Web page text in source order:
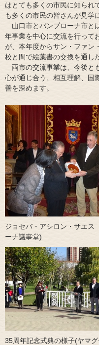
はとても多くの市民に知られ
も多くの市民の皆さんが見学
山口市とパンプローナ市と
年事業を中心に交流を行って
が、本年度からサン・ファン
校と間で絵葉書の交換を通
両市の交流事業は、今後と
心が通じ合う、相互理解、国
善を深めます。
ジョセバ・アシロン・サエ
ーナ議事堂)
35周年記念式典の様子(ヤマ